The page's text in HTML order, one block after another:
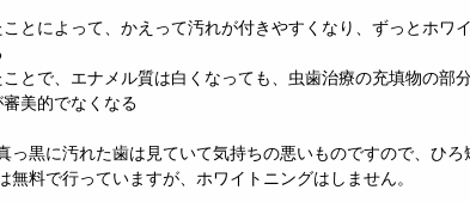
とによって、かえって汚れが付きやすくなり、ずっとホワ
とで、エナメル質は白くなっても、虫歯治療の充填物の部
美的でなくなる
っ黒に汚れた歯は見ていて気持ちの悪いものですので、ひ
無料で行っていますが、ホワイトニングはしません。